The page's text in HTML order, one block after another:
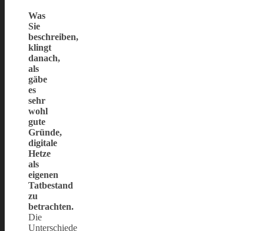
Was
Sie
beschreiben,
klingt
danach,
als
gäbe
es
sehr
wohl
gute
Gründe,
digitale
Hetze
als
eigenen
Tatbestand
zu
betrachten.
Die
Unterschiede